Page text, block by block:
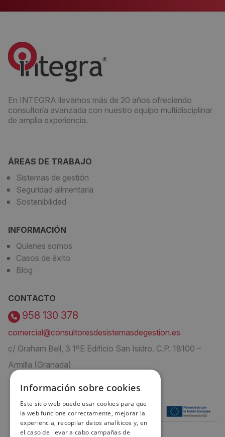
En INTEGRA llevamos más de 20 años ofreciendo
consultoría avanzada con nuestro equipo multidisciplinar
de amplia experiencia.
ÁREAS DE TRABAJO
Sistemas de gestión
Seguridad alimentaria
Sostenibilidad
INFORMACIÓN
Quienes somos
Casos de éxito
Blog
CONTACTO
958 130 378
comercial@consultoresdesistemasdegestion.es
c/ Graham Bell, 3 1ºE Edificio San Isidro. C.P. 18100 –
Armilla (Granada)
Información sobre cookies
Este sitio web puede usar cookies para que
la web funcione correctamente, mejorar la
experiencia, recopilar datos analíticos y, en
el caso de llevar a cabo campañas de